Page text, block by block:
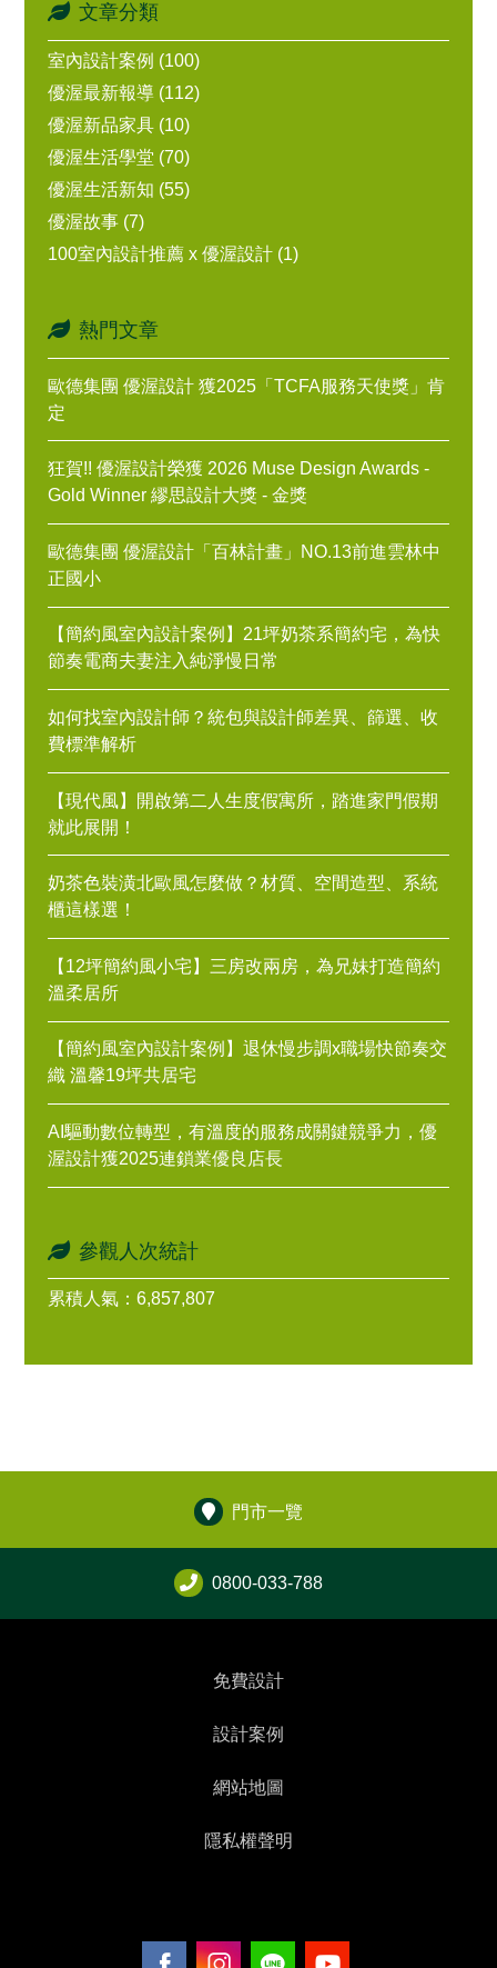
文章分類
室內設計案例 (100)
優渥最新報導 (112)
優渥新品家具 (10)
優渥生活學堂 (70)
優渥生活新知 (55)
優渥故事 (7)
100室內設計推薦 x 優渥設計 (1)
熱門文章
歐德集團 優渥設計 獲2025「TCFA服務天使獎」肯
定
狂賀!! 優渥設計榮獲 2026 Muse Design Awards -
Gold Winner 繆思設計大獎 - 金獎
歐德集團 優渥設計「百林計畫」NO.13前進雲林中
正國小
【簡約風室內設計案例】21坪奶茶系簡約宅，為快
節奏電商夫妻注入純淨慢日常
如何找室內設計師？統包與設計師差異、篩選、收
費標準解析
【現代風】開啟第二人生度假寓所，踏進家門假期
就此展開！
奶茶色裝潢北歐風怎麼做？材質、空間造型、系統
櫃這樣選！
【12坪簡約風小宅】三房改兩房，為兄妹打造簡約
溫柔居所
【簡約風室內設計案例】退休慢步調x職場快節奏交
織 溫馨19坪共居宅
AI驅動數位轉型，有溫度的服務成關鍵競爭力，優
渥設計獲2025連鎖業優良店長
參觀人次統計
累積人氣：6,857,807
門市一覽
0800-033-788
免費設計
設計案例
網站地圖
隱私權聲明